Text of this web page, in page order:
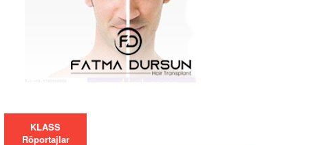
KLASS
Röportajlar